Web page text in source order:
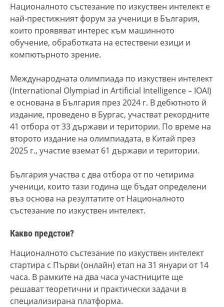
Националното състезание по изкуствен интелект е
най-престижният форум за ученици в България,
които проявяват интерес към машинното
обучение, обработката на естествени езици и
компютърното зрение.
Международната олимпиада по изкуствен интелект
(International Olympiad in Artificial Intelligence – IOAI)
е основана в България през 2024 г. В дебютното й
издание, проведено в Бургас, участват рекордните
41 отбора от 33 държави и територии. По време на
второто издание на олимпиадата, в Китай през
2025 г., участие вземат 61 държави и територии.
България участва с два отбора от по четирима
ученици, които тази година ще бъдат определени
въз основа на резултатите от Националното
състезание по изкуствен интелект.
Какво предстои?
Националното състезание по изкуствен интелект
стартира с Първи (онлайн) етап на 31 януари от 14
часа. В рамките на два часа участниците ще
решават теоретични и практически задачи в
специализирана платформа.